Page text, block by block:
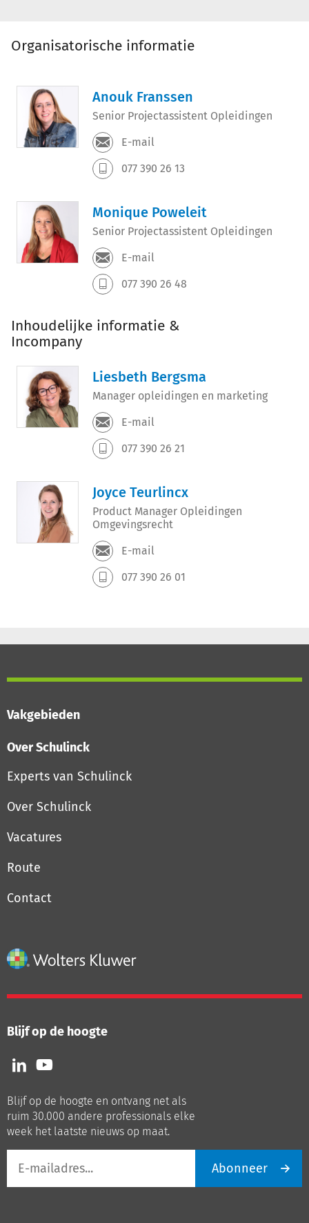
Organisatorische informatie
Anouk Franssen
Senior Projectassistent Opleidingen
E-mail
077 390 26 13
Monique Poweleit
Senior Projectassistent Opleidingen
E-mail
077 390 26 48
Inhoudelijke informatie &
Incompany
Liesbeth Bergsma
Manager opleidingen en marketing
E-mail
077 390 26 21
Joyce Teurlincx
Product Manager Opleidingen
Omgevingsrecht
E-mail
077 390 26 01
Vakgebieden
Over Schulinck
Experts van Schulinck
Over Schulinck
Vacatures
Route
Contact
Blijf op de hoogte
Volg
ons
LinkedIn
Volg
ons
Youtube
Blijf op de hoogte en ontvang net als
ruim 30.000 andere professionals elke
week het laatste nieuws op maat.
mailadres
Abonneer